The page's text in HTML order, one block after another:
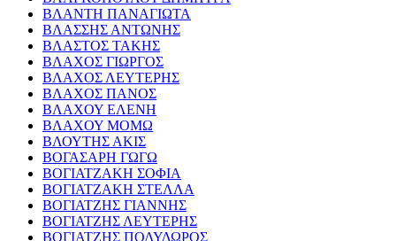
ΒΛΑΝΤΗ ΠΑΝΑΓΙΩΤΑ
ΒΛΑΣΣΗΣ ΑΝΤΩΝΗΣ
ΒΛΑΣΤΟΣ ΤΑΚΗΣ
ΒΛΑΧΟΣ ΓΙΩΡΓΟΣ
ΒΛΑΧΟΣ ΛΕΥΤΕΡΗΣ
ΒΛΑΧΟΣ ΠΑΝΟΣ
ΒΛΑΧΟΥ ΕΛΕΝΗ
ΒΛΑΧΟΥ ΜΟΜΩ
ΒΛΟΥΤΗΣ ΑΚΙΣ
ΒΟΓΑΣΑΡΗ ΓΩΓΩ
ΒΟΓΙΑΤΖΑΚΗ ΣΟΦΙΑ
ΒΟΓΙΑΤΖΑΚΗ ΣΤΕΛΛΑ
ΒΟΓΙΑΤΖΗΣ ΓΙΑΝΝΗΣ
ΒΟΓΙΑΤΖΗΣ ΛΕΥΤΕΡΗΣ
ΒΟΓΙΑΤΖΗΣ ΠΟΛΥΔΩΡΟΣ